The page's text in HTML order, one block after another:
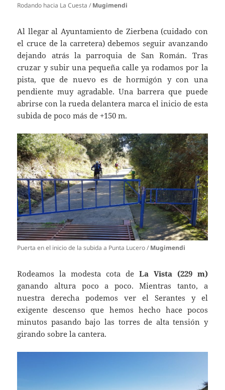
Rodando hacia La Cuesta / Mugimendi
Al llegar al Ayuntamiento de Zierbena (cuidado con
el cruce de la carretera) debemos seguir avanzando
dejando atrás la parroquia de San Román. Tras
cruzar y subir una pequeña calle ya rodamos por la
pista, que de nuevo es de hormigón y con una
pendiente muy agradable. Una barrera que puede
abrirse con la rueda delantera marca el inicio de esta
subida de poco más de +150 m.
Puerta en el inicio de la subida a Punta Lucero / Mugimendi
Rodeamos la modesta cota de La Vista (229 m)
ganando altura poco a poco. Mientras tanto, a
nuestra derecha podemos ver el Serantes y el
exigente descenso que hemos hecho hace pocos
minutos pasando bajo las torres de alta tensión y
girando sobre la cantera.